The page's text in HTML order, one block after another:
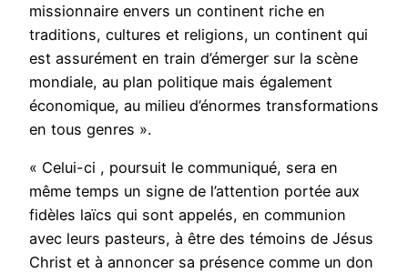
missionnaire envers un continent riche en
traditions, cultures et religions, un continent qui
est assurément en train d’émerger sur la scène
mondiale, au plan politique mais également
économique, au milieu d’énormes transformations
en tous genres ».
« Celui-ci , poursuit le communiqué, sera en
même temps un signe de l’attention portée aux
fidèles laïcs qui sont appelés, en communion
avec leurs pasteurs, à être des témoins de Jésus
Christ et à annoncer sa présence comme un don